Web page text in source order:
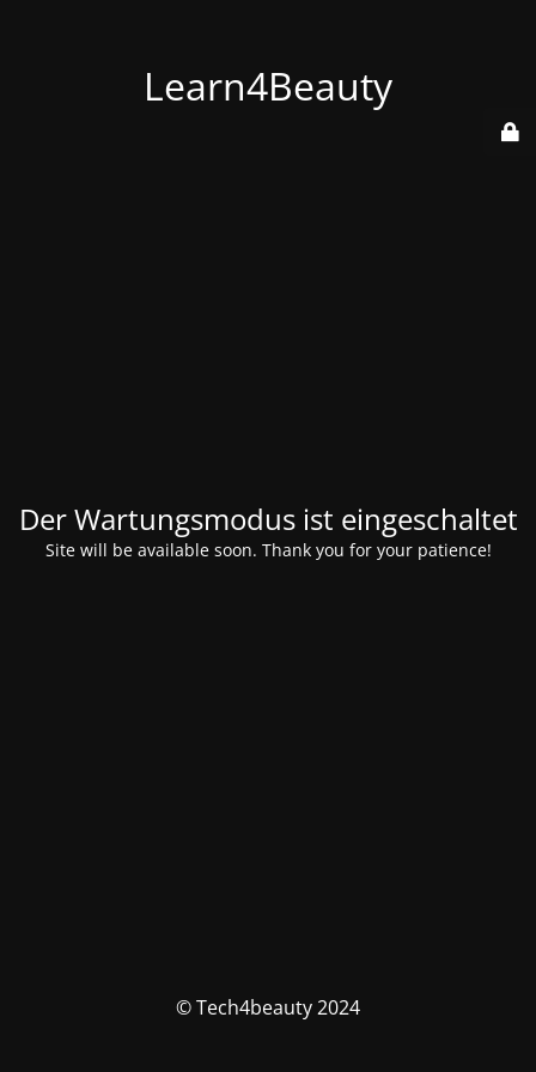
Learn4Beauty
Der Wartungsmodus ist eingeschaltet
Site will be available soon. Thank you for your patience!
© Tech4beauty 2024